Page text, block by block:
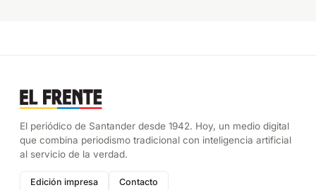
El periódico de Santander desde 1942. Hoy, un medio digital
que combina periodismo tradicional con inteligencia artificial
al servicio de la verdad.
Edición impresa Contacto